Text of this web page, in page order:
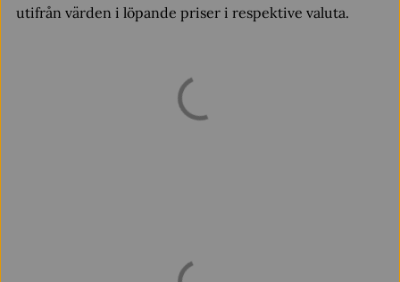
utifrån värden i löpande priser i respektive valuta.